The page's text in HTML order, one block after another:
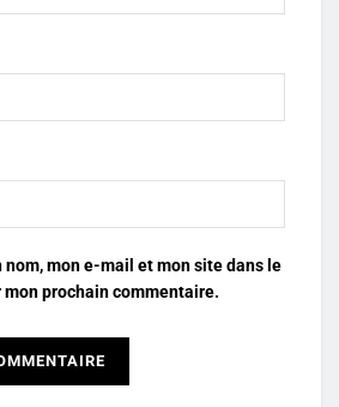
nom, mon e-mail et mon site dans le
prochain commentaire.